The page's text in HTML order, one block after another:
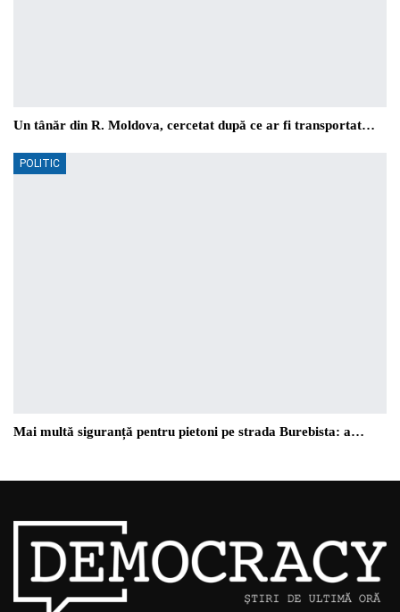
Un tânăr din R. Moldova, cercetat după ce ar fi transportat…
POLITIC
Mai multă siguranță pentru pietoni pe strada Burebista: a…